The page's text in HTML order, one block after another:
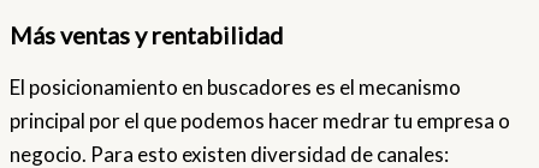
Más ventas y rentabilidad
El posicionamiento en buscadores es el mecanismo
principal por el que podemos hacer medrar tu empresa o
negocio. Para esto existen diversidad de canales: